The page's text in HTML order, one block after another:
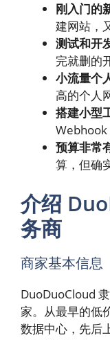
刚入门的
建网站，
测试和开
完就删的
小流量个
高的个人
搭建小型
Webhook
预算非常
算，但确
介绍
务商
商家基本信息
DuoDuoCloud
家。从最早的低
数据中心，先后